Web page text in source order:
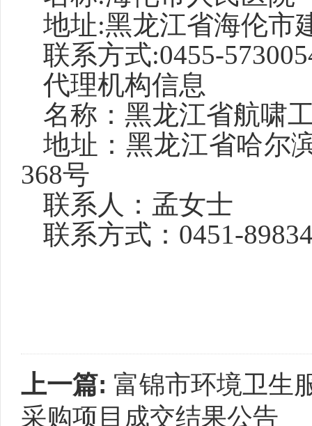
地址:黑龙江省海伦市
联系方式:0455-
代理机构信息
名称：黑龙江省航啸
地址：黑龙江省哈尔
368号
联系人：孟女士
联系方式： 0451-
上一篇: 富锦市环境卫生
采购项目成交结果公告